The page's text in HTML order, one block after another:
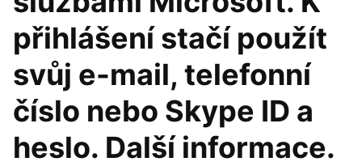
přihlášení stačí použít
svůj e-mail, telefonní
číslo nebo Skype ID a
heslo. Další informace.